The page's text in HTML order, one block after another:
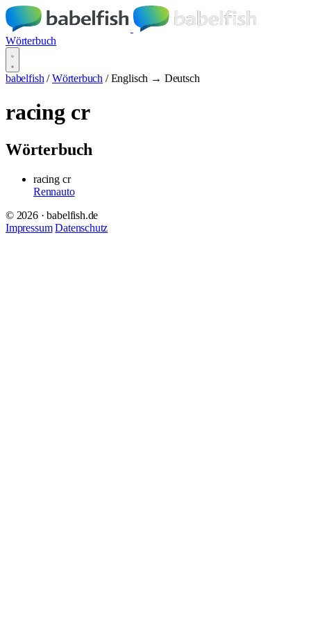
Wörterbuch
babelfish / Wörterbuch / Englisch → Deutsch
racing cr
Wörterbuch
racing cr
Rennauto
© 2026 · babelfish.de
Impressum Datenschutz